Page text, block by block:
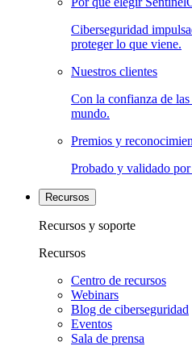
Ciberseguridad
proteger lo que viene.
Nuestros clientes
Con la confianza de
mundo.
Premios y
Probado y validado por
Recursos
Recursos y soporte
Recursos
Centro de recursos
Webinars
Blog de ciberseguridad
Eventos
Sala de prensa